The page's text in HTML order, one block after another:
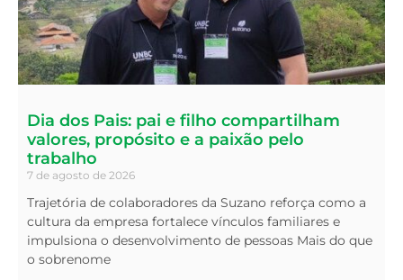
Dia dos Pais: pai e filho compartilham
valores, propósito e a paixão pelo
trabalho
7 de agosto de 2026
Trajetória de colaboradores da Suzano reforça como a
cultura da empresa fortalece vínculos familiares e
impulsiona o desenvolvimento de pessoas Mais do que
o sobrenome